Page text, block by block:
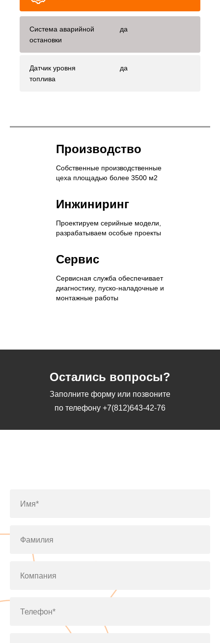
Система аварийной
остановки
да
Датчик уровня
топлива
да
Производство
Собственные производственные
цеха площадью более 3500 м2
Инжиниринг
Проектируем серийные модели,
разрабатываем особые проекты
Сервис
Сервисная служба обеспечивает
диагностику, пуско-наладочные и
монтажные работы
Остались вопросы?
Заполните форму или позвоните
по телефону +7(812)643-42-76
Имя*
Фамилия
Компания
Телефон*